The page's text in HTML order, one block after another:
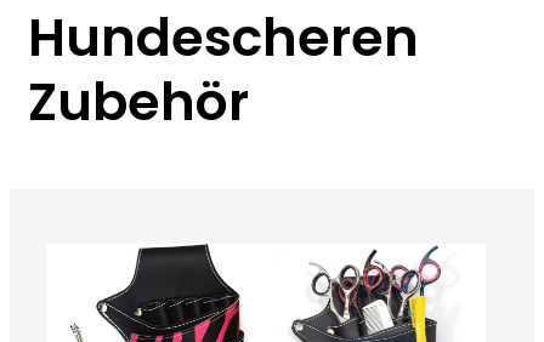
Hundescheren
Zubehör